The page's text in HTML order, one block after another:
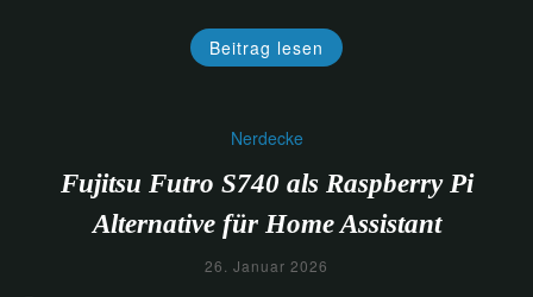
Beitrag lesen
Nerdecke
Fujitsu Futro S740 als Raspberry Pi
Alternative für Home Assistant
26. Januar 2026